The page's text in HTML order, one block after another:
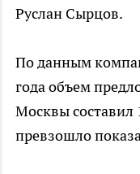
Руслан Сырцов.
По данным
года объем
Москвы составил
превзошло